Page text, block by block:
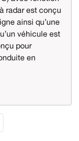
radar est conçu
ainsi qu’une
véhicule est
pour
en